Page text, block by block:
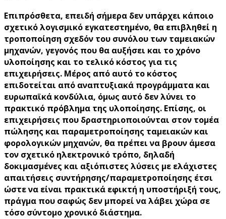
Επιπρόσθετα, επειδή σήμερα δεν υπάρχει κάποιο
σχετικό λογισμικό εγκατεστημένο, θα επιβληθεί η
τροποποίηση σχεδόν του συνόλου των ταμειακών
μηχανών, γεγονός που θα αυξήσει και το χρόνο
υλοποίησης και το τελικό κόστος για τις
επιχειρήσεις. Μέρος από αυτό το κόστος
επιδοτείται από αναπτυξιακά προγράμματα και
ευρωπαϊκά κονδύλια, όμως αυτό δεν λύνει το
πρακτικό πρόβλημα της υλοποίησης. Επίσης, οι
επιχειρήσεις που δραστηριοποιούνται στον τομέα
πώλησης και παραμετροποίησης ταμειακών και
φορολογικών μηχανών, θα πρέπει να βρουν άμεσα
τον σχετικό ηλεκτρονικό τρόπο, δηλαδή
δοκιμασμένες και αξιόπιστες λύσεις με ελάχιστες
απαιτήσεις συντήρησης/παραμετροποίησης έτσι
ώστε να είναι πρακτικά εφικτή η υποστήριξή τους,
πράγμα που σαφώς δεν μπορεί να λάβει χώρα σε
τόσο σύντομο χρονικό διάστημα.